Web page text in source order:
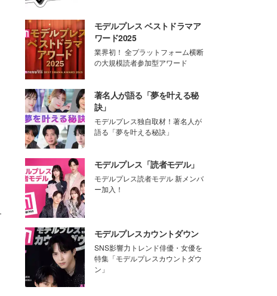
モデルプレス ベストドラマア
ワード2025
業界初！ 全プラットフォーム横断
の大規模読者参加型アワード
著名人が語る「夢を叶える秘
訣」
モデルプレス独自取材！著名人が
語る「夢を叶える秘訣」
モデルプレス「読者モデル」
モデルプレス読者モデル 新メンバ
ー加入！
モデルプレスカウントダウン
SNS影響力トレンド俳優・女優を
特集「モデルプレスカウントダウ
ン」